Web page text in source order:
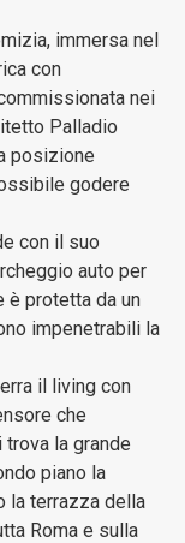
immersa nel
con
nei
Palladio
posizione
godere
con il suo
auto per
è protetta da un
impenetrabili la
il living con
che
la grande
piano la
la terrazza della
Roma e sulla